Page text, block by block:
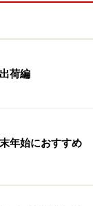
荷編
年始におすすめ